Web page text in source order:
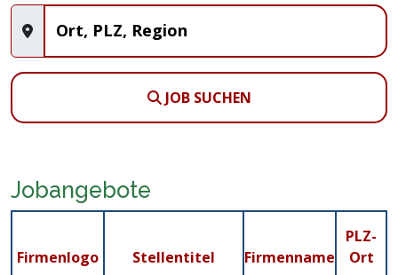
JOB SUCHEN
Jobangebote
Firmenlogo Stellentitel Firmenname
PLZ-
Ort